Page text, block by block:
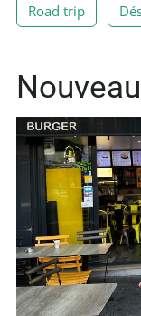
Road trip